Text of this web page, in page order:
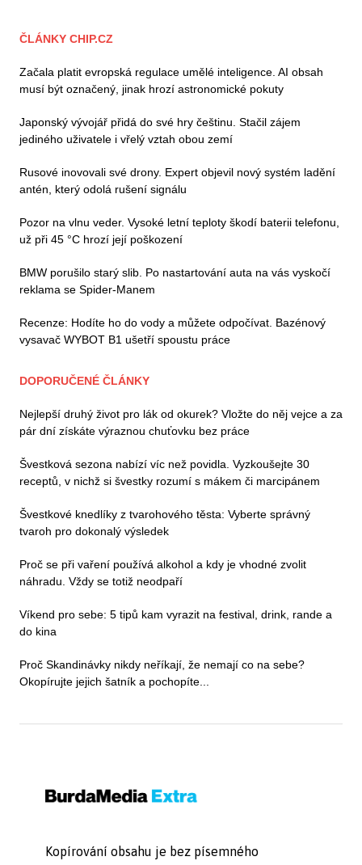
ČLÁNKY CHIP.CZ
Začala platit evropská regulace umělé inteligence. AI obsah
musí být označený, jinak hrozí astronomické pokuty
Japonský vývojář přidá do své hry češtinu. Stačil zájem
jediného uživatele i vřelý vztah obou zemí
Rusové inovovali své drony. Expert objevil nový systém ladění
antén, který odolá rušení signálu
Pozor na vlnu veder. Vysoké letní teploty škodí baterii telefonu,
už při 45 °C hrozí její poškození
BMW porušilo starý slib. Po nastartování auta na vás vyskočí
reklama se Spider-Manem
Recenze: Hodíte ho do vody a můžete odpočívat. Bazénový
vysavač WYBOT B1 ušetří spoustu práce
DOPORUČENÉ ČLÁNKY
Nejlepší druhý život pro lák od okurek? Vložte do něj vejce a za
pár dní získáte výraznou chuťovku bez práce
Švestková sezona nabízí víc než povidla. Vyzkoušejte 30
receptů, v nichž si švestky rozumí s mákem či marcipánem
Švestkové knedlíky z tvarohového těsta: Vyberte správný
tvaroh pro dokonalý výsledek
Proč se při vaření používá alkohol a kdy je vhodné zvolit
náhradu. Vždy se totiž neodpaří
Víkend pro sebe: 5 tipů kam vyrazit na festival, drink, rande a
do kina
Proč Skandinávky nikdy neříkají, že nemají co na sebe?
Okopírujte jejich šatník a pochopíte...
Kopírování obsahu je bez písemného